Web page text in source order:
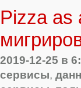
Pizza as
2019-12-25 в
сервисы,